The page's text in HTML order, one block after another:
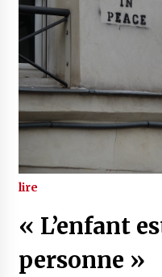
lire
« L’enfant
personne »